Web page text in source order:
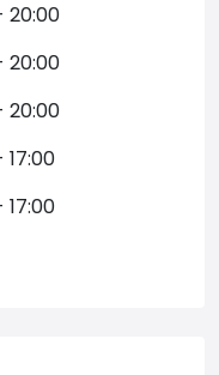
20:00
20:00
20:00
17:00
17:00